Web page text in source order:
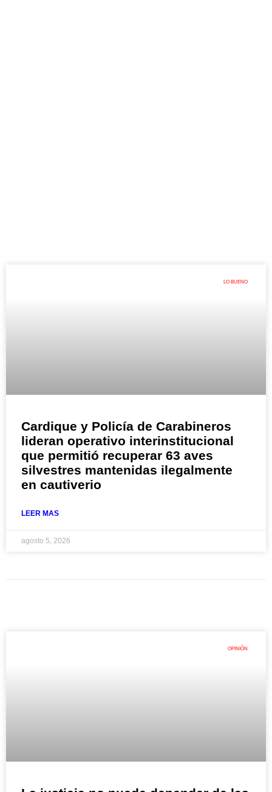
LO BUENO
Cardique y Policía de Carabineros
lideran operativo interinstitucional
que permitió recuperar 63 aves
silvestres mantenidas ilegalmente
en cautiverio
LEER MAS
agosto 5, 2026
OPINIÓN